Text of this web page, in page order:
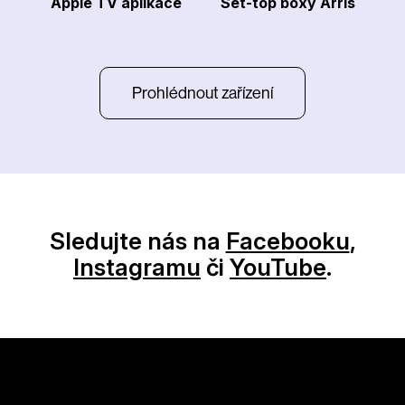
Prohlédnout zařízení
Sledujte nás na Facebooku,
Instagramu či YouTube.